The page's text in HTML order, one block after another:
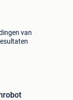
van